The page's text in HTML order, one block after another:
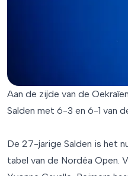
Aan de zijde van de
Salden met 6-3 en 6-1 van
De 27-jarige Salden is het
tabel van de Nordéa Open.